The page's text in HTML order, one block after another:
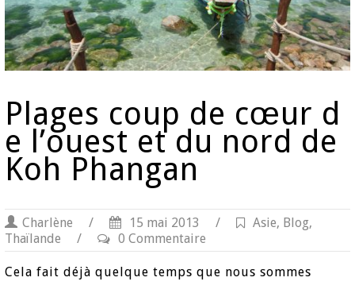
Plages coup de cœur d
e l’ouest et du nord de
Koh Phangan
Charlène / 15 mai 2013 / Asie, Blog,
Thaïlande
/ 0 Commentaire
Cela fait déjà quelque temps que nous sommes